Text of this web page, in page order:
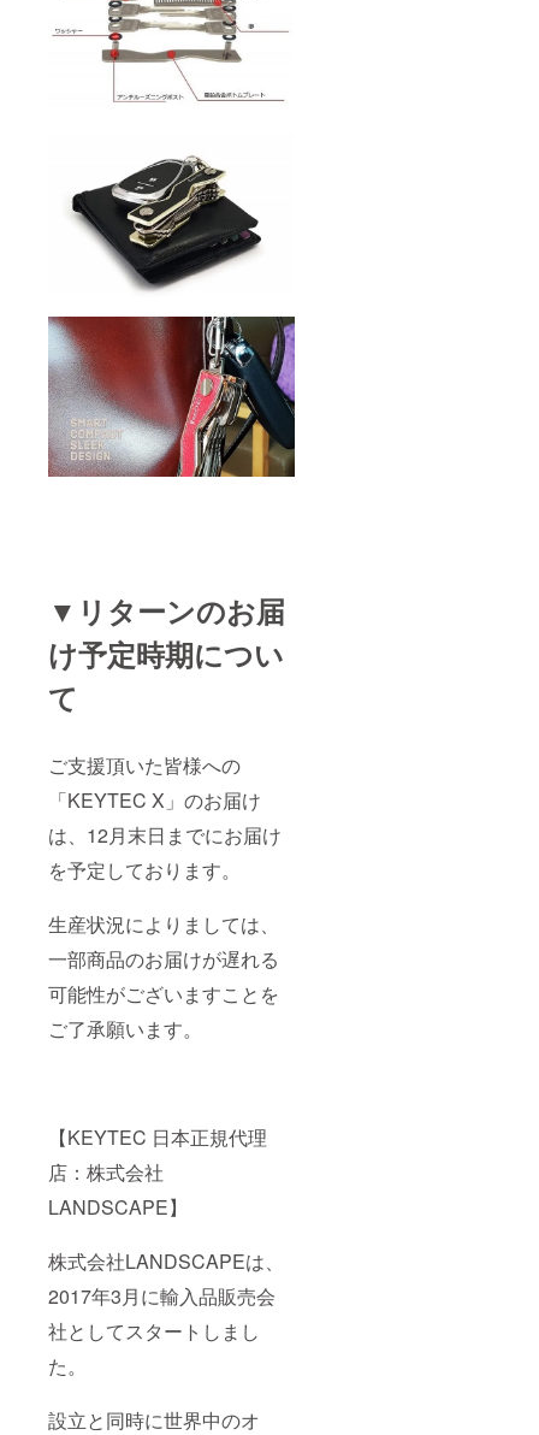
▼リターンのお届
け予定時期につい
て
ご支援頂いた皆様への
「KEYTEC X」のお届け
は、12月末日までにお届け
を予定しております。
生産状況によりましては、
一部商品のお届けが遅れる
可能性がございますことを
ご了承願います。
【KEYTEC 日本正規代理
店：株式会社
LANDSCAPE】
株式会社LANDSCAPEは、
2017年3月に輸入品販売会
社としてスタートしまし
た。
設立と同時に世界中のオ